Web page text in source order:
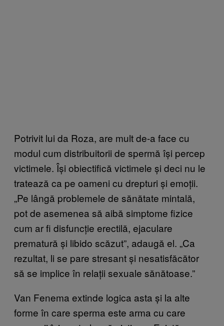
Potrivit lui da Roza, are mult de-a face cu
modul cum distribuitorii de spermă își percep
victimele. Își obiectifică victimele și deci nu le
tratează ca pe oameni cu drepturi și emoții.
„Pe lângă problemele de sănătate mintală,
pot de asemenea să aibă simptome fizice
cum ar fi disfuncție erectilă, ejaculare
prematură și libido scăzut”, adaugă el. „Ca
rezultat, li se pare stresant și nesatisfăcător
să se implice în relații sexuale sănătoase.”
Van Fenema extinde logica asta și la alte
forme în care sperma este arma cu care